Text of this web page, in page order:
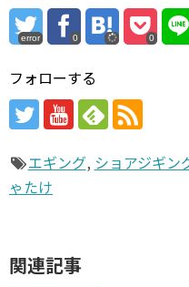
error 0 0
フォローする
エギング, ショアジギン
ゃたけ
関連記事